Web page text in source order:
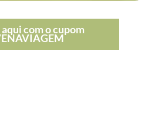
com o cupom